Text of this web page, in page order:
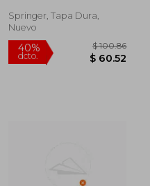
Arif
Springer, Tapa Dura,
Nuevo